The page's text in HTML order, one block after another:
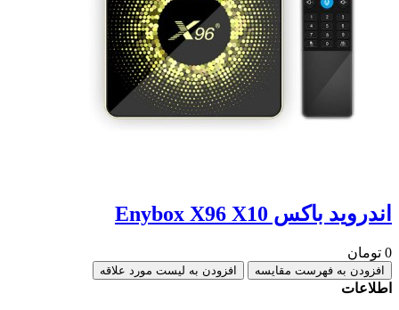
اندروید باکس Enybox X96 X10
0 تومان
افزودن به فهرست مقایسه افزودن به لیست مورد علاقه
اطلاعات